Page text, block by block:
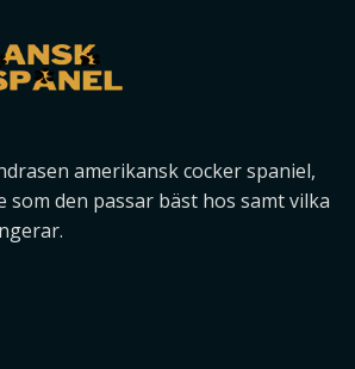
amerikansk cocker spaniel,
som den passar bäst hos samt vilka